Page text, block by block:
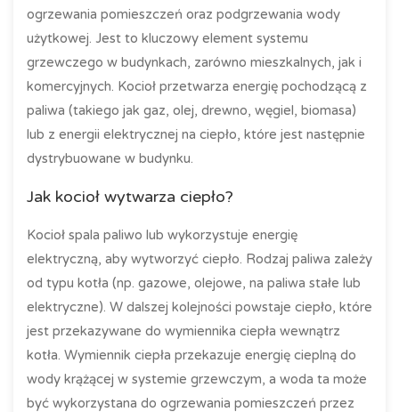
ogrzewania pomieszczeń oraz podgrzewania wody
użytkowej. Jest to kluczowy element systemu
grzewczego w budynkach, zarówno mieszkalnych, jak i
komercyjnych. Kocioł przetwarza energię pochodzącą z
paliwa (takiego jak gaz, olej, drewno, węgiel, biomasa)
lub z energii elektrycznej na ciepło, które jest następnie
dystrybuowane w budynku.
Jak kocioł wytwarza ciepło?
Kocioł spala paliwo lub wykorzystuje energię
elektryczną, aby wytworzyć ciepło. Rodzaj paliwa zależy
od typu kotła (np. gazowe, olejowe, na paliwa stałe lub
elektryczne). W dalszej kolejności powstaje ciepło, które
jest przekazywane do wymiennika ciepła wewnątrz
kotła. Wymiennik ciepła przekazuje energię cieplną do
wody krążącej w systemie grzewczym, a woda ta może
być wykorzystana do ogrzewania pomieszczeń przez